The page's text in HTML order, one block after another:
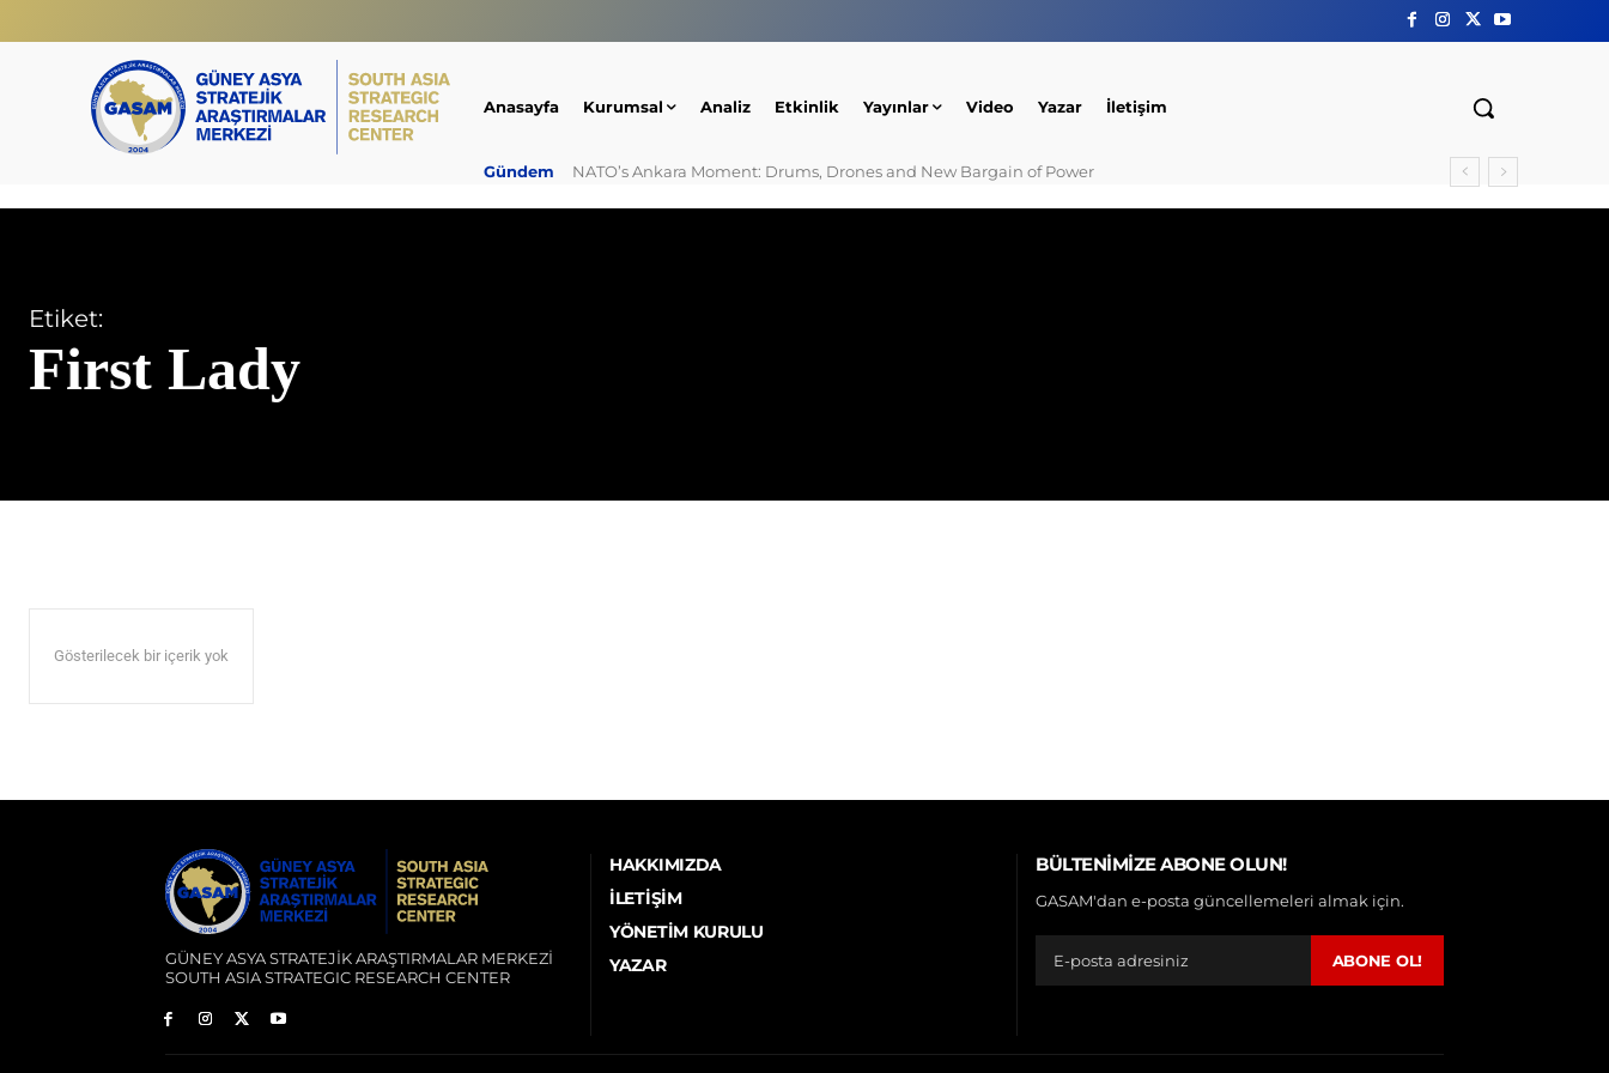
Anasayfa Kurumsal Analiz Etkinlik Yayınlar Video Yazar İletişim
Gündem NATO’s Ankara Moment: Drums, Drones and New Bargain of Power
Etiket:
First Lady
Gösterilecek bir içerik yok
GÜNEY ASYA STRATEJİK ARAŞTIRMALAR MERKEZİ
SOUTH ASIA STRATEGIC RESEARCH CENTER
HAKKIMIZDA
İLETIŞIM
YÖNETIM KURULU
YAZAR
BÜLTENIMIZE ABONE OLUN!
GASAM'dan e-posta güncellemeleri almak için.
ABONE OL!